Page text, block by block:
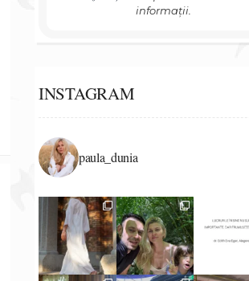
informații.
INSTAGRAM
paula_dunia